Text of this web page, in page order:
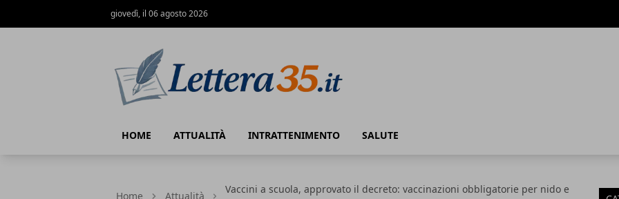
giovedì, il 06 agosto 2026
HOME ATTUALITÀ INTRATTENIMENTO SALUTE
Home Attualità
Vaccini a scuola, approvato il decreto: vaccinazioni obbligatorie per nido e